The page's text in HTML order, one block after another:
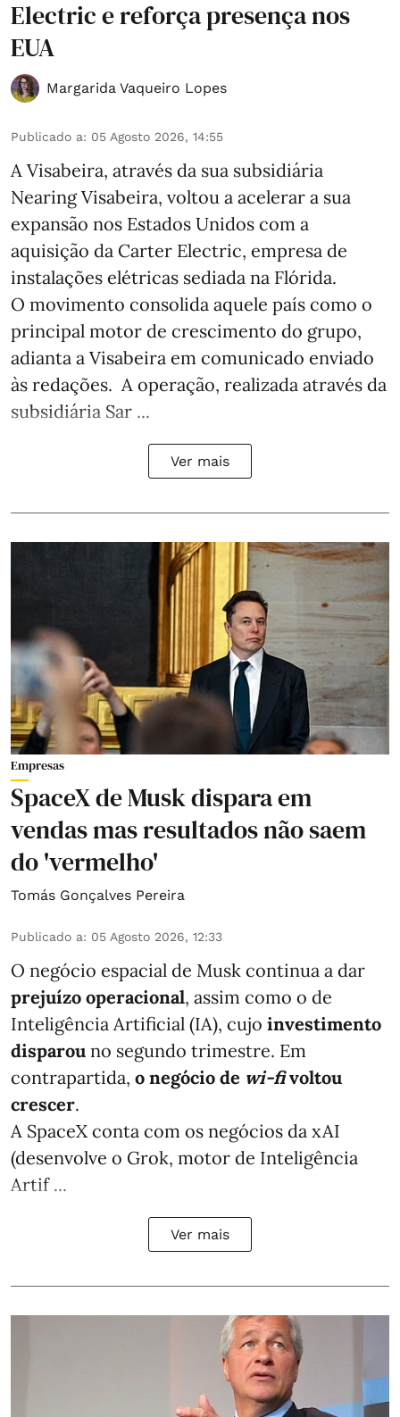
Electric e reforça presença nos
EUA
Margarida Vaqueiro Lopes
Publicado a: 05 Agosto 2026, 14:55
A Visabeira, através da sua subsidiária
Nearing Visabeira, voltou a acelerar a sua
expansão nos Estados Unidos com a
aquisição da Carter Electric, empresa de
instalações elétricas sediada na Flórida.
O movimento consolida aquele país como o
principal motor de crescimento do grupo,
adianta a Visabeira em comunicado enviado
às redações. A operação, realizada através da
subsidiária Sar ...
Ver mais
Empresas
SpaceX de Musk dispara em
vendas mas resultados não saem
do 'vermelho'
Tomás Gonçalves Pereira
Publicado a: 05 Agosto 2026, 12:33
O negócio espacial de Musk continua a dar
prejuízo operacional, assim como o de
Inteligência Artificial (IA), cujo investimento
disparou no segundo trimestre. Em
contrapartida, o negócio de wi-fivoltou
crescer.
A SpaceX conta com os negócios da xAI
(desenvolve o Grok, motor de Inteligência
Artif ...
Ver mais